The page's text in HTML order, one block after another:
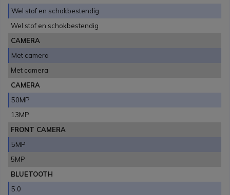
Wel stof en schokbestendig
Wel stof en schokbestendig
CAMERA
Met camera
Met camera
CAMERA
50MP
13MP
FRONT CAMERA
5MP
5MP
BLUETOOTH
5.0